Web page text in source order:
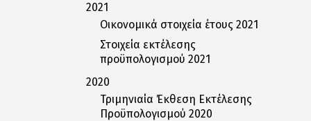
2021
Οικονομικά στοιχεία έτους 2021
Στοιχεία εκτέλεσης
προϋπολογισμού 2021
2020
Τριμηνιαία Έκθεση Εκτέλεσης
Προϋπολογισμού 2020